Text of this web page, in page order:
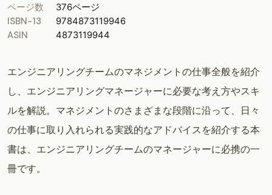
ページ数 376ページ
ISBN-13 9784873119946
ASIN 4873119944
エンジニアリングチームのマネジメントの仕事全般を紹介
し、エンジニアリングマネージャーに必要な考え方やスキ
ルを解説。マネジメントのさまざまな段階に沿って、日々
の仕事に取り入れられる実践的なアドバイスを紹介する本
書は、エンジニアリングチームのマネージャーに必携の一
冊です。